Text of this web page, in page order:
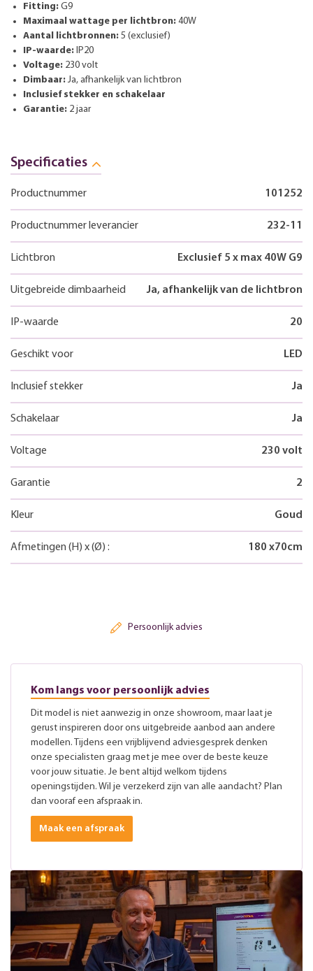
Fitting: G9
Maximaal wattage per lichtbron: 40W
Aantal lichtbronnen: 5 (exclusief)
IP-waarde: IP20
Voltage: 230 volt
Dimbaar: Ja, afhankelijk van lichtbron
Inclusief stekker en schakelaar
Garantie: 2 jaar
Specificaties
Productnummer 101252
Productnummer leverancier 232-11
Lichtbron Exclusief 5 x max 40W G9
Uitgebreide dimbaarheid Ja, afhankelijk van de lichtbron
IP-waarde 20
Geschikt voor LED
Inclusief stekker Ja
Schakelaar Ja
Voltage 230 volt
Garantie 2
Kleur Goud
Afmetingen (H) x(Ø) : 180 x70cm
Persoonlijk advies
Kom langs voor persoonlijk advies
Dit model is niet aanwezig in onze showroom, maar laat je
gerust inspireren door ons uitgebreide aanbod aan andere
modellen. Tijdens een vrijblijvend adviesgesprek denken
onze specialisten graag met je mee over de beste keuze
voor jouw situatie. Je bent altijd welkom tijdens
openingstijden. Wil je verzekerd zijn van alle aandacht? Plan
dan vooraf een afspraak in.
Maak een afspraak